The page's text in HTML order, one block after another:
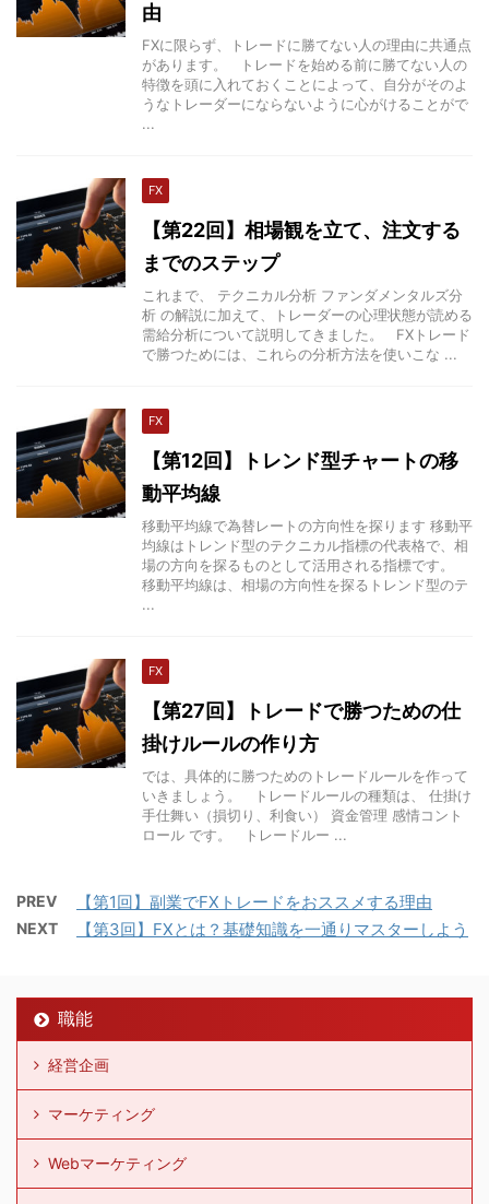
由
FXに限らず、トレードに勝てない人の理由に共通点
があります。 トレードを始める前に勝てない人の
特徴を頭に入れておくことによって、自分がそのよ
うなトレーダーにならないように心がけることがで
...
FX
【第22回】相場観を立て、注文する
までのステップ
これまで、 テクニカル分析 ファンダメンタルズ分
析 の解説に加えて、トレーダーの心理状態が読める
需給分析について説明してきました。 FXトレード
で勝つためには、これらの分析方法を使いこな ...
FX
【第12回】トレンド型チャートの移
動平均線
移動平均線で為替レートの方向性を探ります 移動平
均線はトレンド型のテクニカル指標の代表格で、相
場の方向を探るものとして活用される指標です。
移動平均線は、相場の方向性を探るトレンド型のテ
...
FX
【第27回】トレードで勝つための仕
掛けルールの作り方
では、具体的に勝つためのトレードルールを作って
いきましょう。 トレードルールの種類は、 仕掛け
手仕舞い（損切り、利食い） 資金管理 感情コント
ロール です。 トレードルー ...
PREV 【第1回】副業でFXトレードをおススメする理由
NEXT 【第3回】FXとは？基礎知識を一通りマスターしよう
職能
経営企画
マーケティング
Webマーケティング